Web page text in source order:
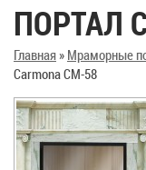
ПОРТАЛ
Главная» Мраморные
Carmona CM-58